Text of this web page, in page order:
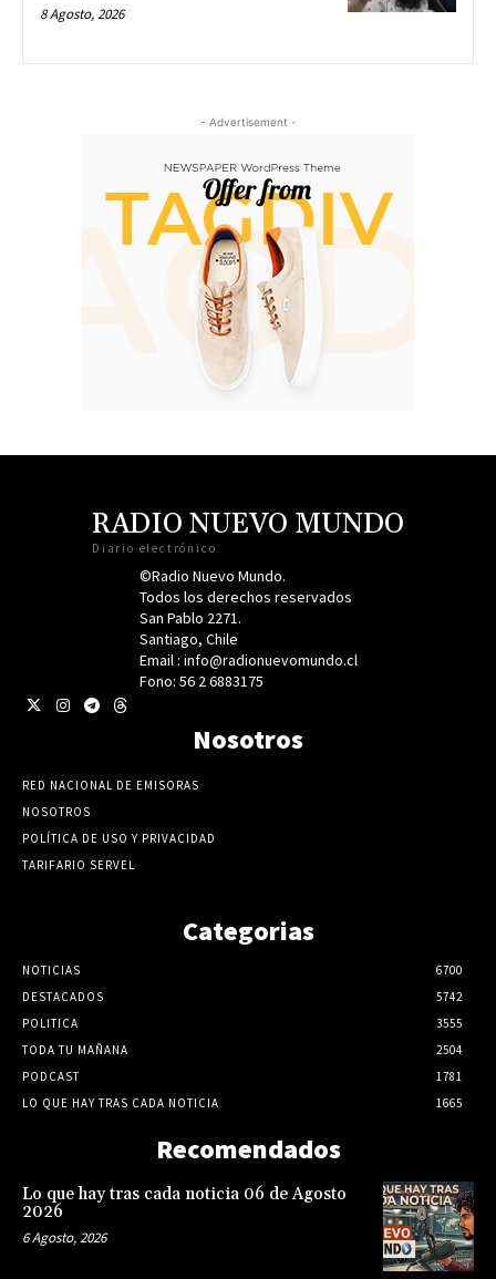
8 Agosto, 2026
- Advertisement -
RADIO NUEVO MUNDO
Diario electrónico
©Radio Nuevo Mundo.
Todos los derechos reservados
San Pablo 2271.
Santiago, Chile
Email : info@radionuevomundo.cl
Fono: 56 2 6883175
Nosotros
RED NACIONAL DE EMISORAS
NOSOTROS
POLÍTICA DE USO Y PRIVACIDAD
TARIFARIO SERVEL
Categorias
NOTICIAS
6700
DESTACADOS
5742
POLITICA
3555
TODA TU MAÑANA
2504
PODCAST
1781
LO QUE HAY TRAS CADA NOTICIA
1665
Recomendados
Lo que hay tras cada noticia 06 de Agosto
2026
6 Agosto, 2026